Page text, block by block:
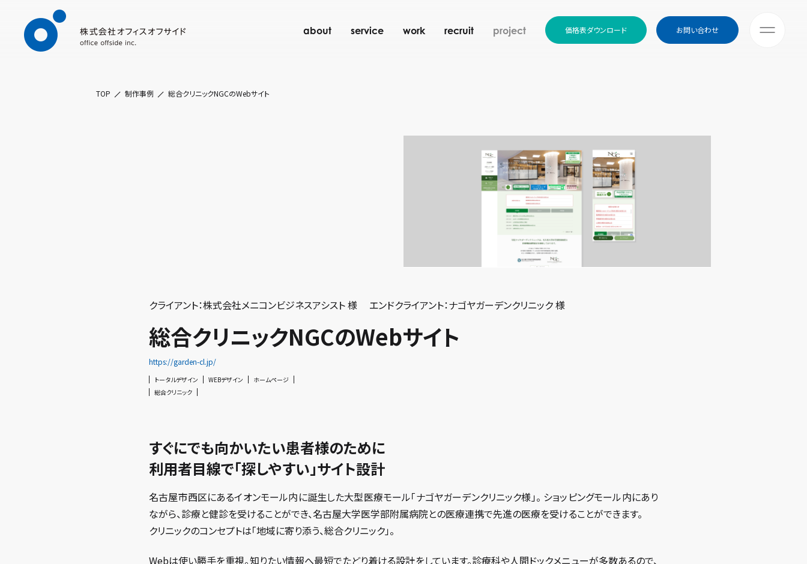
about service work recruit project 価格表ダウンロード お問い合わせ
TOP 制作事例 総合クリニックNGCのWebサイト
クライアント：株式会社メニコンビジネスアシスト 様 エンドクライアント：ナゴヤガーデンクリニック 様
総合クリニックNGCのWebサイト
https://garden-cl.jp/
トータルデザイン WEBデザイン
ホームページ
総合クリニック
すぐにでも向かいたい患者様のために
利用者目線で「探しやすい」サイト設計
名古屋市西区にあるイオンモール内に誕生した大型医療モール「ナゴヤガーデンクリニック様」。 ショッピングモール内にあり
ながら、診療と健診を受けることができ、名古屋大学医学部附属病院との医療連携で先進の医療を受けることができます。
クリニックのコンセプトは「地域に寄り添う、総合クリニック」。
Webは使い勝手を重視。知りたい情報へ最短でたどり着ける設計をしています。診療科や人間ドックメニューが多数あるので、